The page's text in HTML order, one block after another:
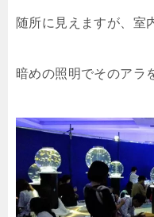
随所に見えますが、室
暗めの照明でそのアラ